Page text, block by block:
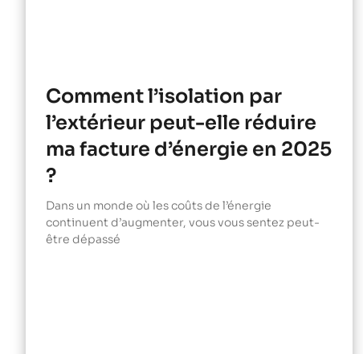
Comment l’isolation par
l’extérieur peut-elle réduire
ma facture d’énergie en 2025
?
Dans un monde où les coûts de l’énergie
continuent d’augmenter, vous vous sentez peut-
être dépassé